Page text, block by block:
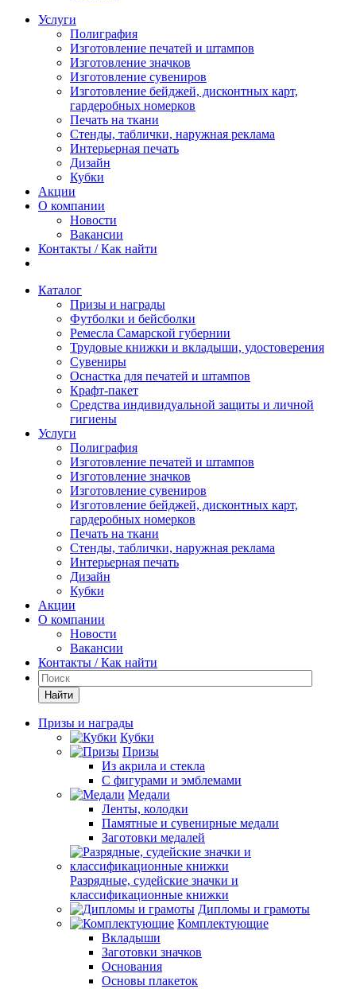
Услуги
Полиграфия
Изготовление печатей и штампов
Изготовление значков
Изготовление сувениров
Изготовление бейджей, дисконтных карт,
гардеробных номерков
Печать на ткани
Стенды, таблички, наружная реклама
Интерьерная печать
Дизайн
Кубки
Акции
О компании
Новости
Вакансии
Контакты / Как найти
Каталог
Призы и награды
Футболки и бейсболки
Ремесла Самарской губернии
Трудовые книжки и вкладыши, удостоверения
Сувениры
Оснастка для печатей и штампов
Крафт-пакет
Средства индивидуальной защиты и личной
гигиены
Услуги
Полиграфия
Изготовление печатей и штампов
Изготовление значков
Изготовление сувениров
Изготовление бейджей, дисконтных карт,
гардеробных номерков
Печать на ткани
Стенды, таблички, наружная реклама
Интерьерная печать
Дизайн
Кубки
Акции
О компании
Новости
Вакансии
Контакты / Как найти
Найти
Призы и награды
Кубки
Призы
Из акрила и стекла
С фигурами и эмблемами
Медали
Ленты, колодки
Памятные и сувенирные медали
Заготовки медалей
Разрядные, судейские значки и
классификационные книжки
Дипломы и грамоты
Комплектующие
Вкладыши
Заготовки значков
Основания
Основы плакеток